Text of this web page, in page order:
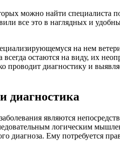
можно найти
все это в наглядных и
на нем
остаются на виду, их
диагностику и
диагностика
являются
логическим
Ему потребуется